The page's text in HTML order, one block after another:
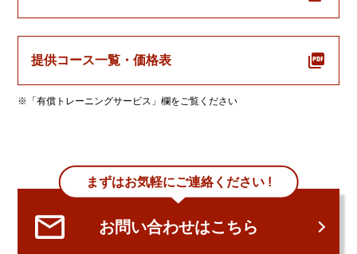
提供コース一覧・価格表
※「有償トレーニングサービス」欄をご覧ください
まずはお気軽にご連絡ください !
お問い合わせはこちら